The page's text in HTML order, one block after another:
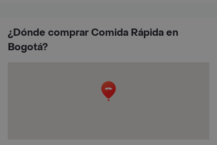
¿Dónde comprar Comida Rápida en
Bogotá?